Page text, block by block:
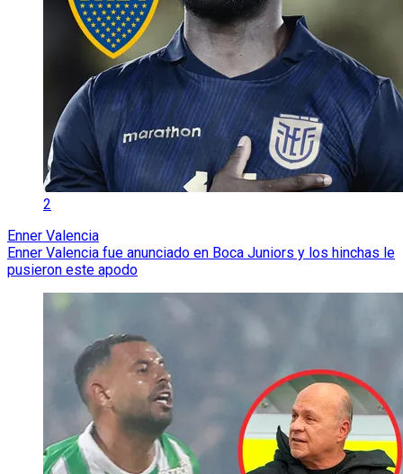
2
Enner Valencia
Enner Valencia fue anunciado en Boca Juniors y los hinchas le
pusieron este apodo